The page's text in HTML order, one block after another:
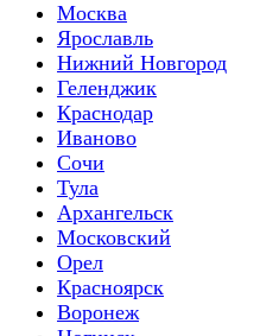
Москва
Ярославль
Нижний Новгород
Геленджик
Краснодар
Иваново
Сочи
Тула
Архангельск
Московский
Орел
Красноярск
Воронеж